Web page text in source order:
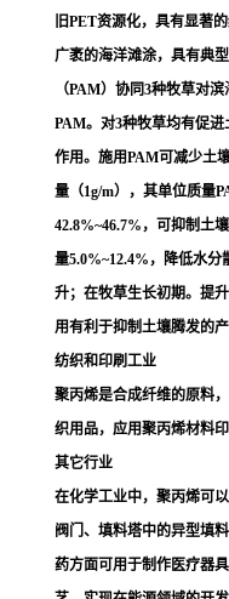
旧PET资源化，具有显著
广袤的海洋滩涂，具有典
（PAM）协同3种牧草对
PAM。对3种牧草均有促
作用。施用PAM可减少土
量（1g/m），其单位质量
42.8%~46.7%，可抑制土
量5.0%~12.4%，降低水分
升；在牧草生长初期。提
用有利于抑制土壤腾发的
纺织和印刷工业
聚丙烯是合成纤维的原料，
织用品，应用聚丙烯材料
其它行业
在化学工业中，聚丙烯可
阀门、填料塔中的异型填
药方面可用于制作医疗器